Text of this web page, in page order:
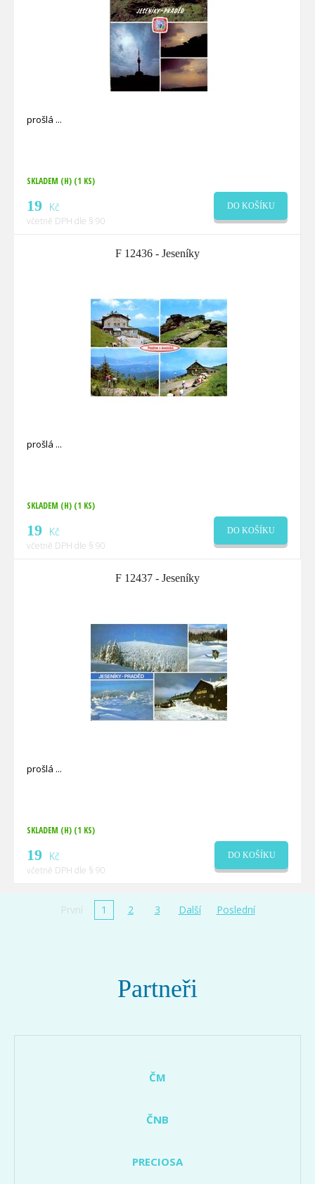
prošlá
SKLADEM (H) (1 KS)
19 Kč
včetně DPH dle § 90
DO KOŠÍKU
F 12436 - Jeseníky
prošlá
SKLADEM (H) (1 KS)
19 Kč
včetně DPH dle § 90
DO KOŠÍKU
F 12437 - Jeseníky
prošlá
SKLADEM (H) (1 KS)
19 Kč
včetně DPH dle § 90
DO KOŠÍKU
První 1 2 3 Další Poslední
Partneři
ČM
ČNB
PRECIOSA